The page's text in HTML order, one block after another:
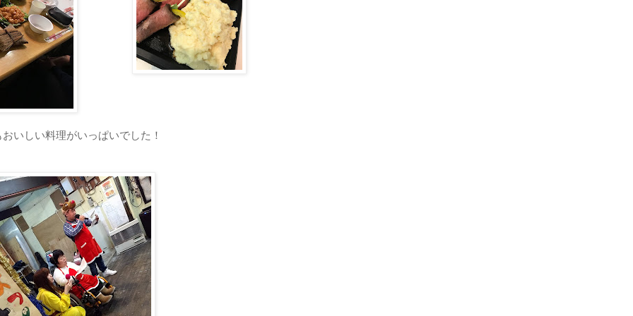
いしい料理がいっぱいでした！